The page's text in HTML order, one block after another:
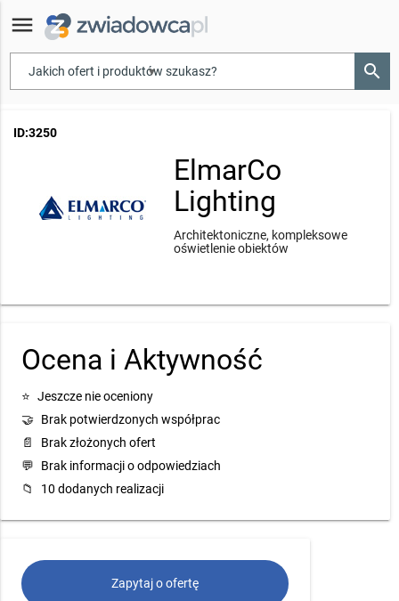
menu
▾ search
ID:3250
ElmarCo
Lighting
Architektoniczne, kompleksowe
oświetlenie obiektów
Ocena i Aktywność
⭐ Jeszcze nie oceniony
🤝 Brak potwierdzonych współprac
📄
Brak złożonych ofert
💬
Brak informacji o odpowiedziach
📁
10 dodanych realizacji
Zapytaj o ofertę